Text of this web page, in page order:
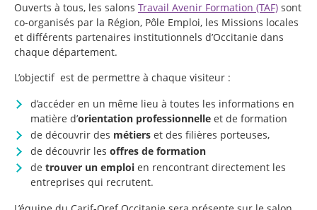
Ouverts à tous, les salons Travail Avenir Formation (TAF) sont
co-organisés par la Région, Pôle Emploi, les Missions locales
et différents partenaires institutionnels d’Occitanie dans
chaque département.
L’objectif est de permettre à chaque visiteur :
d’accéder en un même lieu à toutes les informations en
matière d’orientation professionnelle et de formation
de découvrir des métiers et des filières porteuses,
de découvrir les offres de formation
de trouver un emploi en rencontrant directement les
entreprises qui recrutent.